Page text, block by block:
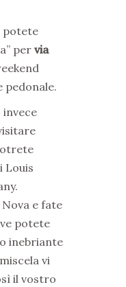
potete
per via
pedonale.
invece
Louis
e fate
potete
inebriante
vi
il vostro